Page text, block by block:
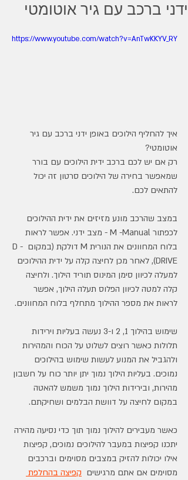
ידני ברכב עם גיר אוטומטי
https://www.youtube.com/watch?v=AnTwKKYV_RY
איך להחליף הילוכים באופן ידני ברכב עם גיר
אוטומטי?
רק אם יש לכם ברכב ידית הילוכים עם בורר
שמאפשר בחירה של הילוכים סרטון זה יכול
להתאים לכם.
במצב שהרכב מונע מזיזים את ידית ההילוכים
לכפתור M -Manual - מצב ידני. אפשר לראות
בלוח המחוונים את הנורית M דולקת (במקום D -
DRIVE), לאחר מכן לחיצה קלה על ידית ההילוכים
למעלה לכיוון סימן המינוס תוריד הילוך. ולחיצה
קלה למטה לכיוון הפלוס תעלה הילוך, אפשר
לראות את מספר ההילוך מתחלף בלוח המחוונים.
שימוש בהילוך 1, 2 ו-3 נעשה בעליות וירידות
תלולות כאשר רוצים לשלוט על הכוח והמהירות
ולהגביל את המנוע לעשות שימוש בהילוכים
נמוכים. בעליות הילוך נמוך יתן יותר כוח על חשבון
מהירות, ובירידות הילוך נמוך משמש להאטה
במקום לחיצה על דוושת הבלמים ושחיקתם.
כאשר מעבירים להילוך נמוך תוך כדי נסיעה מהירה
יתכנו קפיצות במעבר להילוכים נמוכים, קפיצות
אילו יכולות להזיק במצבים מסוימים וברכבים
מסוימים אם אתם מרגישים קפיצה בהחלפת